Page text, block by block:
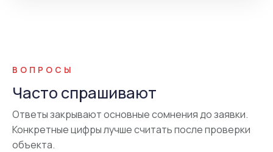
ВОПРОСЫ
Часто спрашивают
Ответы закрывают основные сомнения до заявки.
Конкретные цифры лучше считать после проверки
объекта.